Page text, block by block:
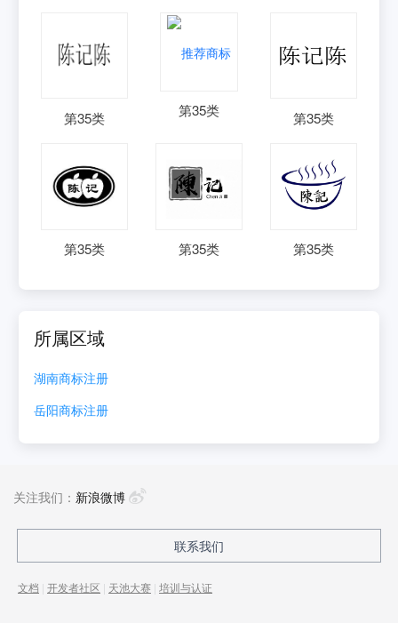
第35类 第35类 第35类
第35类 第35类 第35类
所属区域
湖南商标注册
岳阳商标注册